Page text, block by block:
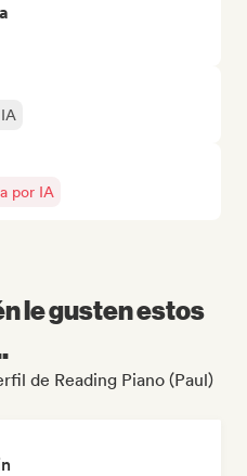
por IA
le gusten estos
de Reading Piano (Paul)